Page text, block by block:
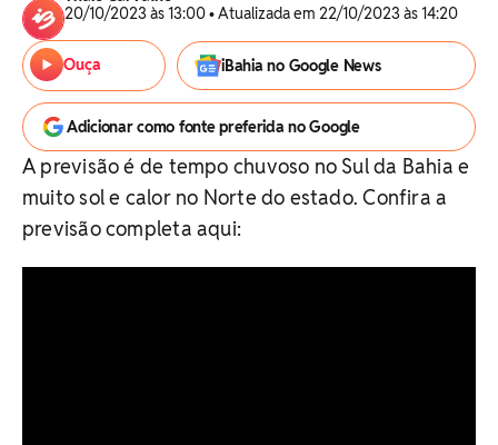
20/10/2023 às 13:00 • Atualizada em 22/10/2023 às 14:20
Ouça iBahia no Google News
Adicionar como fonte preferida no Google
A previsão é de tempo chuvoso no Sul da Bahia e
muito sol e calor no Norte do estado. Confira a
previsão completa aqui: